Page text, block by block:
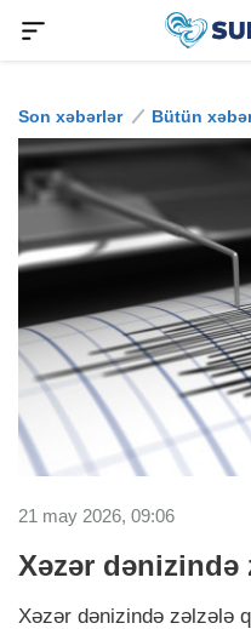
Son xəbərlər Bütün
21 may 2026, 09:06
Xəzər dənizində
Xəzər dənizində zəlzələ